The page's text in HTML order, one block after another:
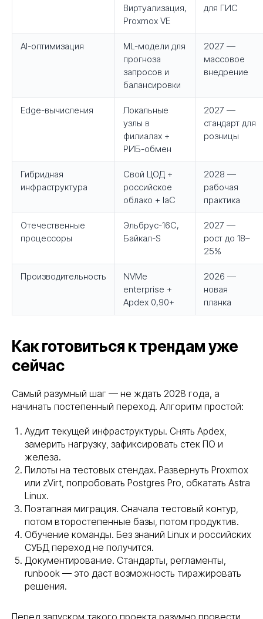
Виртуализация,
Proxmox VE
для ГИС
AI-оптимизация
ML-модели для
прогноза
запросов и
балансировки
2027 —
массовое
внедрение
Edge-вычисления
Локальные
узлы в
филиалах +
РИБ-обмен
2027 —
стандарт для
розницы
Гибридная
инфраструктура
Свой ЦОД +
российское
облако + IaC
2028 —
рабочая
практика
Отечественные
процессоры
Эльбрус-16С,
Байкал-S
2027 —
рост до 18–
25%
Производительность
NVMe
enterprise +
Apdex 0,90+
2026 —
новая
планка
Как готовиться к трендам уже
сейчас
Самый разумный шаг — не ждать 2028 года, а
начинать постепенный переход. Алгоритм простой:
Аудит текущей инфраструктуры. Снять Apdex,
замерить нагрузку, зафиксировать стек ПО и
железа.
Пилоты на тестовых стендах. Развернуть Proxmox
или zVirt, попробовать Postgres Pro, обкатать Astra
Linux.
Поэтапная миграция. Сначала тестовый контур,
потом второстепенные базы, потом продуктив.
Обучение команды. Без знаний Linux и российских
СУБД переход не получится.
Документирование. Стандарты, регламенты,
runbook — это даст возможность тиражировать
решения.
Заполните форму, и мы проведём
бесплатный аудит: проверим серверы, сети
и системы безопасности, определим риски
и предложим план перехода на
отечественное оборудование.
Остались вопросы?
свяжемся с вами в
ближайшее время
Ваше имя
Ваш номер
+7
Add file
Я даю согласие на обработку персональных